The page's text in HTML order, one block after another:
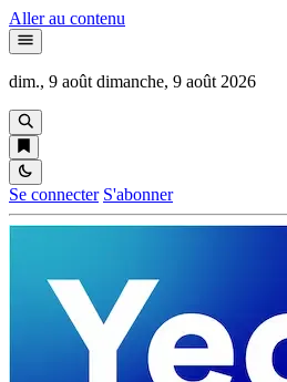
Aller au contenu
dim., 9 août dimanche, 9 août 2026
Se connecter S'abonner